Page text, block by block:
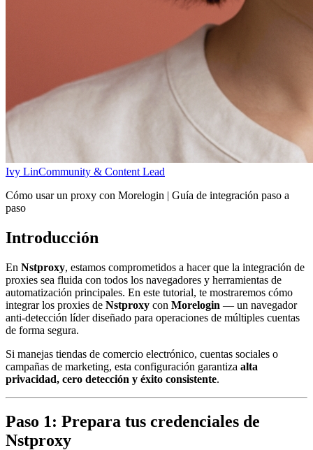
Ivy LinCommunity & Content Lead
Cómo usar un proxy con Morelogin | Guía de integración paso a
paso
Introducción
En Nstproxy, estamos comprometidos a hacer que la integración de
proxies sea fluida con todos los navegadores y herramientas de
automatización principales. En este tutorial, te mostraremos cómo
integrar los proxies de Nstproxy con Morelogin — un navegador
anti-detección líder diseñado para operaciones de múltiples cuentas
de forma segura.
Si manejas tiendas de comercio electrónico, cuentas sociales o
campañas de marketing, esta configuración garantiza alta
privacidad, cero detección y éxito consistente.
Paso 1: Prepara tus credenciales de
Nstproxy